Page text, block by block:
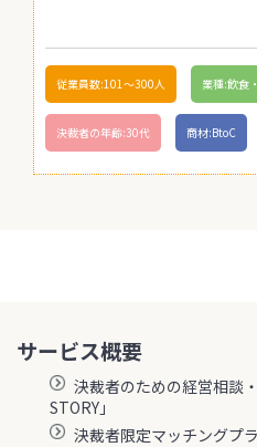
従業員数:101〜300人 業種:飲食
決裁者の年齢:30代 商材:BtoC
サービス概要
決裁者のための経営相談
STORY」
決裁者限定マッチングプ